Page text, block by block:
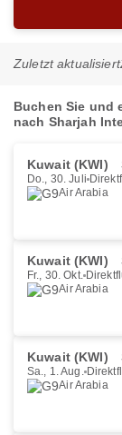
Zuletzt aktualisiert
Buchen Sie und
nach Sharjah
Kuwait (KWI)
Do., 30. Juli
Air Arabia
Kuwait (KWI)
Fr., 30. Okt.
Air Arabia
Kuwait (KWI)
Sa., 1. Aug.
Air Arabia